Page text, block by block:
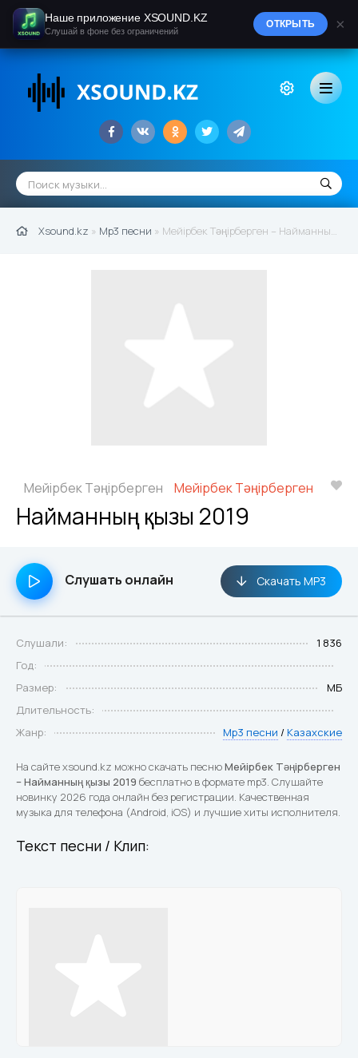
Xsound.kz » Mp3 песни » Мейірбек Тәңірберген – Найманның қызы 2019
Мейірбек Тәңірберген Мейірбек Тәңірберген
Найманның қызы 2019
Слушать онлайн Скачать MP3
Слушали:
1 836
Год:
Размер:
МБ
Длительность:
Жанр:
Mp3 песни / Казахские
На сайте xsound.kz можно скачать песнюМейірбек Тәңірберген
– Найманның қызы 2019 бесплатно в формате mp3. Слушайте
новинку 2026 года онлайн без регистрации. Качественная
музыка для телефона (Android, iOS) и лучшие хиты исполнителя.
Текст песни / Клип:
Наше приложение XSOUND.KZ
Слушай в фоне без ограничений
ОТКРЫТЬ ×